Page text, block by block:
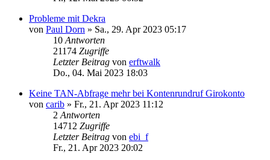
Probleme mit Dekra
von Paul Dorn » Sa., 29. Apr 2023 05:17
10 Antworten
21174 Zugriffe
Letzter Beitrag von erftwalk
Do., 04. Mai 2023 18:03
Keine TAN-Abfrage mehr bei Kontenrundruf Girokonto
von carib » Fr., 21. Apr 2023 11:12
2 Antworten
14712 Zugriffe
Letzter Beitrag von ebi_f
Fr., 21. Apr 2023 20:02